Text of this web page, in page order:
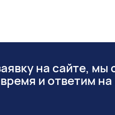
на сайте, мы
и ответим